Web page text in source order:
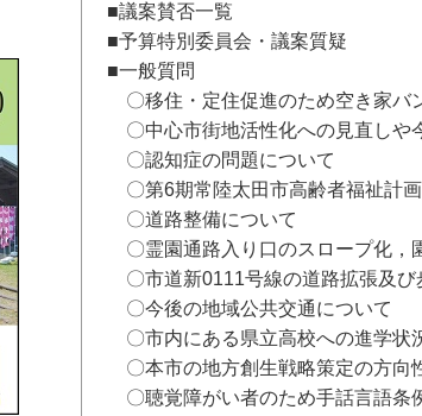
■議案賛否一覧
■予算特別委員会・議案質疑
■一般質問
〇移住・定住促進のため空き家バ
〇中心市街地活性化への見直しや
〇認知症の問題について
〇第6期常陸太田市高齢者福祉計画
〇道路整備について
〇霊園通路入り口のスロープ化，
〇市道新0111号線の道路拡張及び
〇今後の地域公共交通について
〇市内にある県立高校への進学状
〇本市の地方創生戦略策定の方向
〇聴覚障がい者のため手話言語条